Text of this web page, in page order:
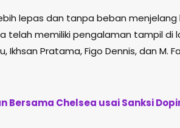
lepas dan tanpa beban menjelang
telah memiliki pengalaman tampil di
Pratama, Figo Dennis, dan M.
Bersama Chelsea usai Sanksi